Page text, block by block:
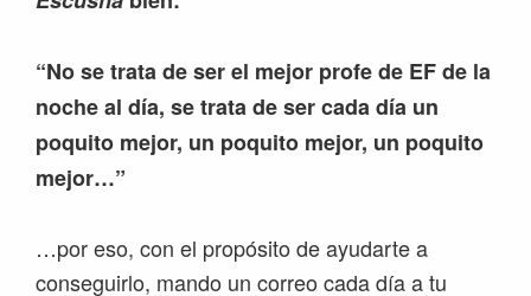
“No se trata de ser el mejor profe de EF de la
noche al día, se trata de ser cada día un
poquito mejor, un poquito mejor, un poquito
mejor…”
…por eso, con el propósito de ayudarte a
conseguirlo, mando un correo cada día a tu